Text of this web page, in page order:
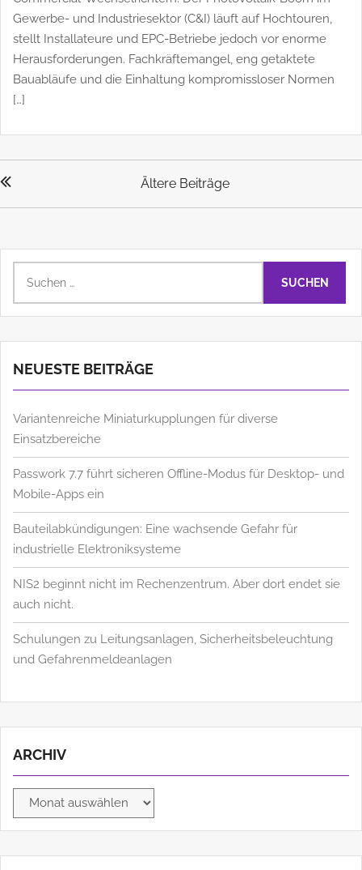
Netzanbindung von Gewerbeanlagen mit Huawei
Commercial-Wechselrichtern. Der Photovoltaik-Boom im
Gewerbe- und Industriesektor (C&I) läuft auf Hochtouren,
stellt Installateure und EPC-Betriebe jedoch vor enorme
Herausforderungen. Fachkräftemangel, eng getaktete
[…]
Beitragsnavigation
Variantenreiche Miniaturkupplungen für diverse
Einsatzbereiche
Passwork 7.7 führt sicheren Offline-Modus für Desktop- und
Mobile-Apps ein
Bauteilabkündigungen: Eine wachsende Gefahr für
industrielle Elektroniksysteme
NIS2 beginnt nicht im Rechenzentrum. Aber dort endet sie
auch nicht.
und Gefahrenmeldeanlagen
ARCHIV